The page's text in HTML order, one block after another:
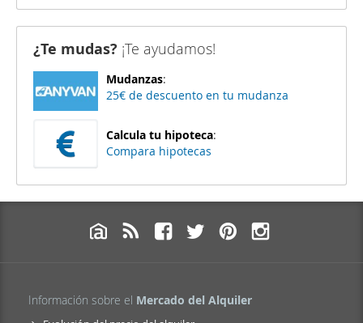
¿Te mudas? ¡Te ayudamos!
Mudanzas:
25€ de descuento en tu mudanza
Calcula tu hipoteca:
Compara hipotecas
Información sobre el Mercado del Alquiler